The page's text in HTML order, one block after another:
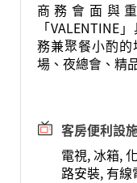
商務會面與
「VALENTINE
務兼聚餐小酌
場、夜總會、精
客房便利設
電視, 冰箱,
路安裝, 有